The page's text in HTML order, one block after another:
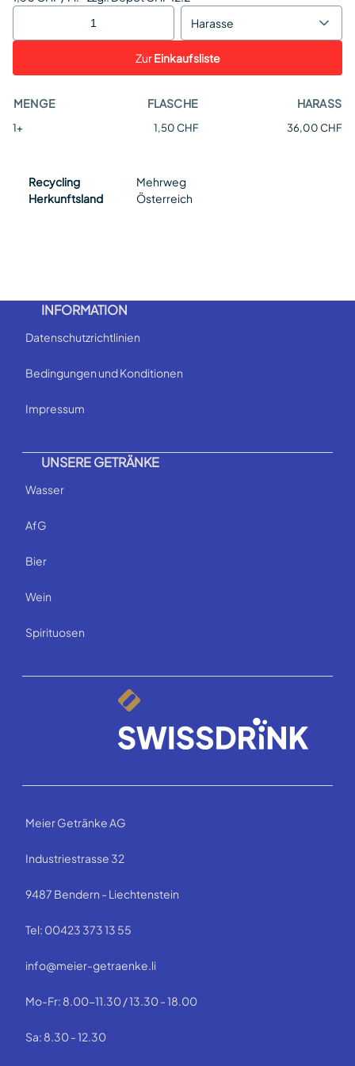
Harasse
ZurEinkaufsliste
MENGE FLASCHE HARASS
1+ 1,50 CHF 36,00 CHF
Recycling
Mehrweg
Herkunftsland
Österreich
INFORMATION
Datenschutzrichtlinien
Bedingungen und Konditionen
Impressum
UNSERE GETRÄNKE
Wasser
AfG
Bier
Wein
Spirituosen
Meier Getränke AG
Industriestrasse 32
9487 Bendern - Liechtenstein
Tel: 00423 373 13 55
info@meier-getraenke.li
Mo-Fr: 8.00-11.30 / 13.30 - 18.00
Sa: 8.30 - 12.30